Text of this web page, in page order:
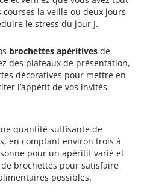
courses la veille ou deux jours
le stress du jour J.
brochettes apéritives de
des plateaux de présentation,
décoratives pour mettre en
l’appétit de vos invités.
quantité suffisante de
en comptant environ trois à
pour un apéritif varié et
brochettes pour satisfaire
possibles.